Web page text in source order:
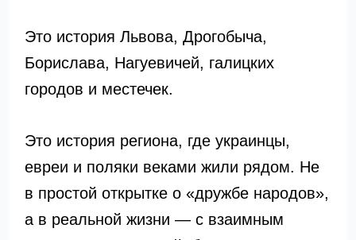
Это история Львова, Дрогобыча,
Борислава, Нагуевичей, галицких
городов и местечек.
Это история региона, где украинцы,
евреи и поляки веками жили рядом. Не
в простой открытке о «дружбе народов»,
а в реальной жизни — с взаимным